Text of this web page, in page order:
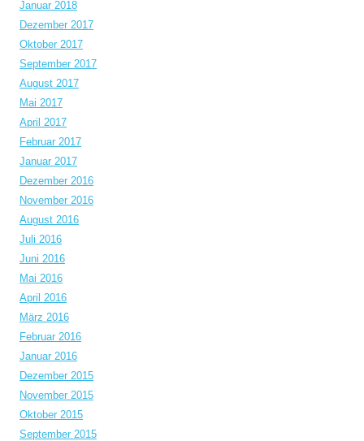
Januar 2018
Dezember 2017
Oktober 2017
September 2017
August 2017
Mai 2017
April 2017
Februar 2017
Januar 2017
Dezember 2016
November 2016
August 2016
Juli 2016
Juni 2016
Mai 2016
April 2016
März 2016
Februar 2016
Januar 2016
Dezember 2015
November 2015
Oktober 2015
September 2015